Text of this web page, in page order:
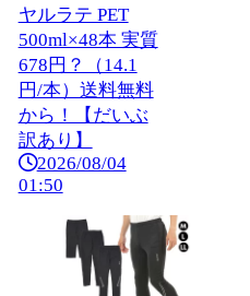
ヤルラテ PET
500ml×48本 実質
678円？（14.1
円/本）送料無料
から！【だいぶ
訳あり】
2026/08/04
01:50